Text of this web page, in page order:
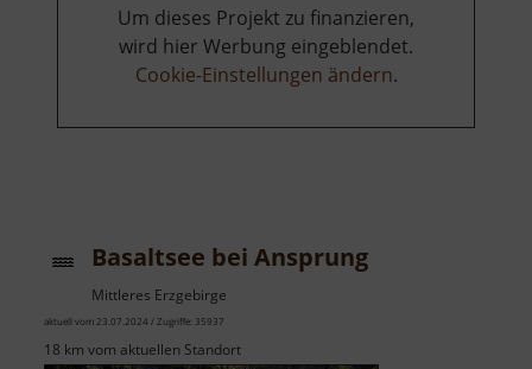
Um dieses Projekt zu finanzieren,
wird hier Werbung eingeblendet.
Cookie-Einstellungen ändern.
Basaltsee bei Ansprung
Mittleres Erzgebirge
aktuell vom 23.07.2024 / Zugriffe: 35937
18 km vom aktuellen Standort